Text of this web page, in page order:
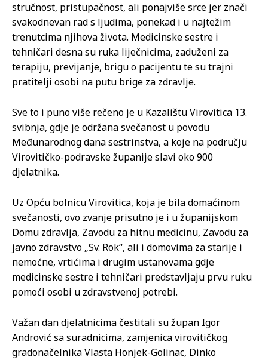
stručnost, pristupačnost, ali ponajviše srce jer znači
svakodnevan rad s ljudima, ponekad i u najtežim
trenutcima njihova života. Medicinske sestre i
tehničari desna su ruka liječnicima, zaduženi za
terapiju, previjanje, brigu o pacijentu te su trajni
pratitelji osobi na putu brige za zdravlje.
Sve to i puno više rečeno je u Kazalištu Virovitica 13.
svibnja, gdje je održana svečanost u povodu
Međunarodnog dana sestrinstva, a koje na području
Virovitičko-podravske županije slavi oko 900
djelatnika.
Uz Opću bolnicu Virovitica, koja je bila domaćinom
svečanosti, ovo zvanje prisutno je i u županijskom
Domu zdravlja, Zavodu za hitnu medicinu, Zavodu za
javno zdravstvo „Sv. Rok“, ali i domovima za starije i
nemoćne, vrtićima i drugim ustanovama gdje
medicinske sestre i tehničari predstavljaju prvu ruku
pomoći osobi u zdravstvenoj potrebi.
Važan dan djelatnicima čestitali su župan Igor
Andrović sa suradnicima, zamjenica virovitičkog
gradonačelnika Vlasta Honjek-Golinac, Dinko